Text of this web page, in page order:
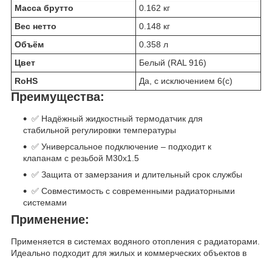
Масса брутто
0.162 кг
Вес нетто
0.148 кг
Объём
0.358 л
Цвет
Белый (RAL 916)
RoHS
Да, с исключением 6(c)
Преимущества:
✅ Надёжный жидкостный термодатчик для
стабильной регулировки температуры
✅ Универсальное подключение – подходит к
клапанам с резьбой M30x1.5
✅ Защита от замерзания и длительный срок службы
✅ Совместимость с современными радиаторными
системами
Применение:
Применяется в системах водяного отопления с радиаторами.
Идеально подходит для жилых и коммерческих объектов в